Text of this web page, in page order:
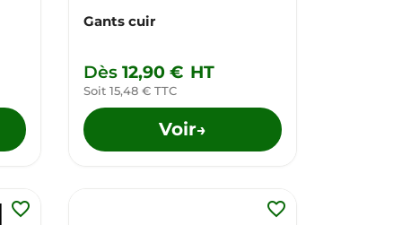
Gants cuir
Dès 12,90 € HT
Soit 15,48 € TTC
Voir→
favorite_border favorite_border